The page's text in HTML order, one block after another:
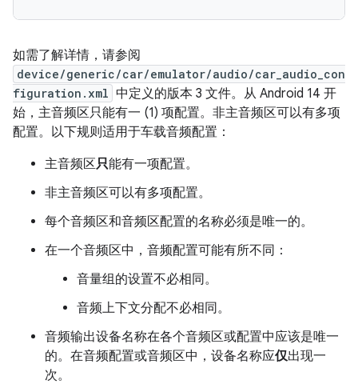
如需了解详情，请参阅
device/generic/car/emulator/audio/car_audio_con
figuration.xml 中定义的版本 3 文件。从 Android 14 开
始，主音频区只能有一 (1) 项配置。非主音频区可以有多项
配置。以下规则适用于车载音频配置：
主音频区只能有一项配置。
非主音频区可以有多项配置。
每个音频区和音频区配置的名称必须是唯一的。
在一个音频区中，音频配置可能有所不同：
音量组的设置不必相同。
音频上下文分配不必相同。
音频输出设备名称在各个音频区或配置中应该是唯一
的。在音频配置或音频区中，设备名称应仅出现一
次。